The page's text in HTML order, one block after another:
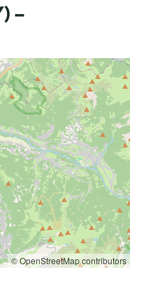
–
© OpenStreetMap contributors